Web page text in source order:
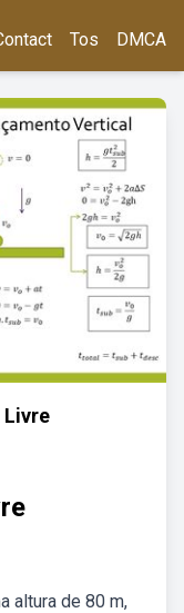
Tos DMCA
Livre
altura de 80 m,